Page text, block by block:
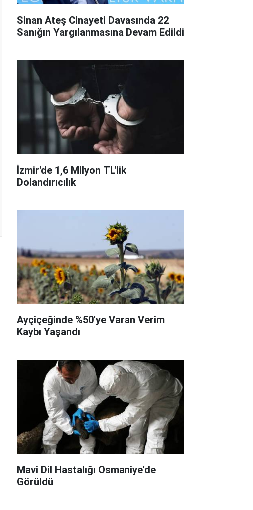
Sinan Ateş Cinayeti Davasında 22
Sanığın Yargılanmasına Devam Edildi
İzmir'de 1,6 Milyon TL'lik
Dolandırıcılık
Ayçiçeğinde %50'ye Varan Verim
Kaybı Yaşandı
Mavi Dil Hastalığı Osmaniye'de
Görüldü